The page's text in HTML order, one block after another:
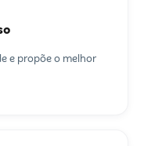
e propõe o melhor